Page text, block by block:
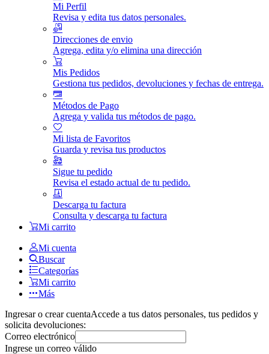
Mi Perfil
Revisa y edita tus datos personales.
Direcciones de envio
Agrega, edita y/o elimina una dirección
Mis Pedidos
Gestiona tus pedidos, devoluciones y fechas de entrega.
Métodos de Pago
Agrega y valida tus métodos de pago.
Mi lista de Favoritos
Guarda y revisa tus productos
Sigue tu pedido
Revisa el estado actual de tu pedido.
Descarga tu factura
Consulta y descarga tu factura
Mi carrito
Mi cuenta
Buscar
Categorías
Mi carrito
Más
Ingresar o crear cuentaAccede a tus datos personales, tus pedidos y
solicita devoluciones:
Correo electrónico
Ingrese un correo válido